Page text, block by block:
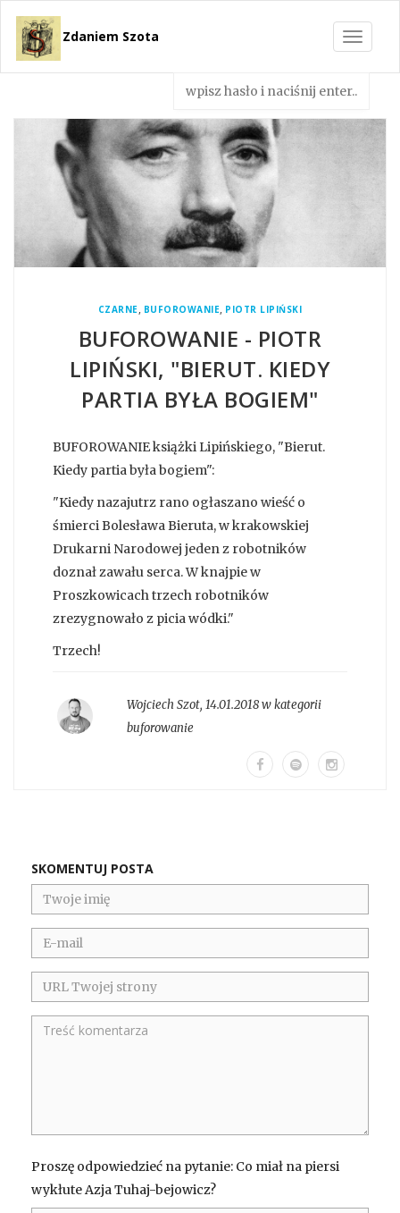
Toggle
Zdaniem Szota
CZARNE, BUFOROWANIE, PIOTR LIPIŃSKI
BUFOROWANIE - PIOTR
LIPIŃSKI, "BIERUT. KIEDY
PARTIA BYŁA BOGIEM"
BUFOROWANIE książki Lipińskiego, "Bierut.
Kiedy partia była bogiem":
"Kiedy nazajutrz rano ogłaszano wieść o
śmierci Bolesława Bieruta, w krakowskiej
Drukarni Narodowej jeden z robotników
doznał zawału serca. W knajpie w
Proszkowicach trzech robotników
zrezygnowało z picia wódki."
Trzech!
Wojciech Szot, 14.01.2018 w kategorii
buforowanie
SKOMENTUJ POSTA
Proszę odpowiedzieć na pytanie: Co miał na piersi
wykłute Azja Tuhaj-bejowicz?